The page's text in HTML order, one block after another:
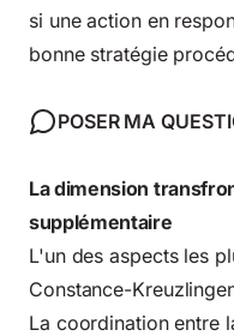
si une action en
bonne stratégie
POSER MA
La dimension
supplémentaire
L'un des aspects les
Constance-
La coordination entre